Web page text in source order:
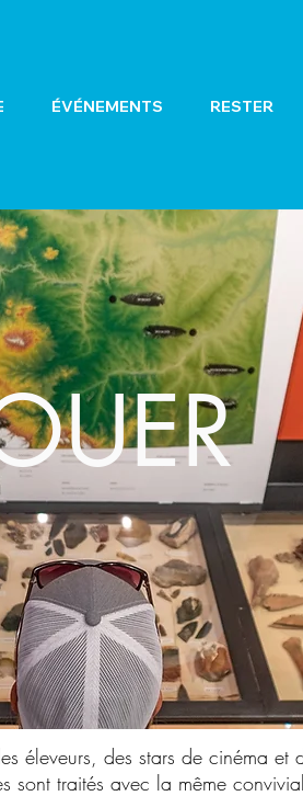
ÉVÉNEMENTS RESTER
éleveurs, des stars de cinéma et
sont traités avec la même